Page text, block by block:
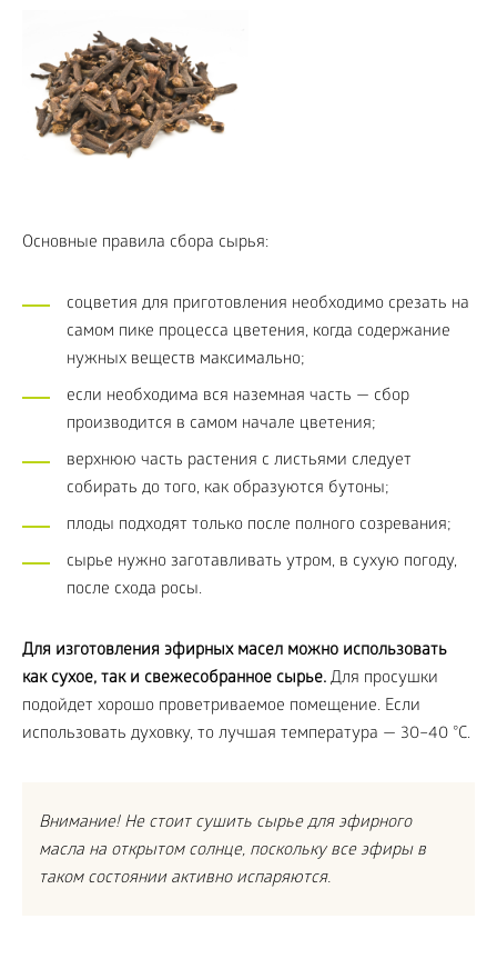
Основные правила сбора сырья:
соцветия для приготовления необходимо срезать на
самом пике процесса цветения, когда содержание
нужных веществ максимально;
если необходима вся наземная часть — сбор
производится в самом начале цветения;
верхнюю часть растения с листьями следует
собирать до того, как образуются бутоны;
плоды подходят только после полного созревания;
сырье нужно заготавливать утром, в сухую погоду,
после схода росы.
Для изготовления эфирных масел можно использовать
как сухое, так и свежесобранное сырье. Для просушки
подойдет хорошо проветриваемое помещение. Если
использовать духовку, то лучшая температура — 30–40 °С.
Внимание! Не стоит сушить сырье для эфирного
масла на открытом солнце, поскольку все эфиры в
таком состоянии активно испаряются.